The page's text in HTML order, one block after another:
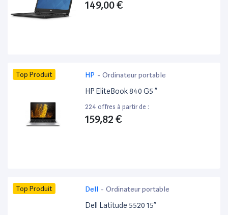
149,00 €
Top Produit HP - Ordinateur portable
HP EliteBook 840 G5 ”
224 offres à partir de :
159,82 €
Top Produit Dell - Ordinateur portable
Dell Latitude 5520 15”